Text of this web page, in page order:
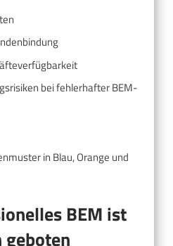
bei fehlerhafter BEM-
BEM ist